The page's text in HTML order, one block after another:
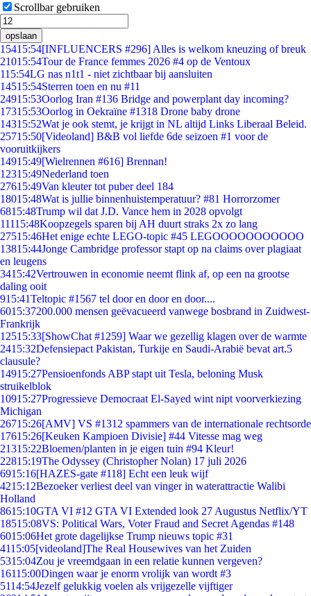
Scrollbar gebruiken
opslaan
15415:54[INFLUENCERS #296] Alles is welkom kneuzing of breuk
21015:54Tour de France femmes 2026 #4 op de Ventoux
115:54LG nas n1t1 - niet zichtbaar bij aansluiten
14515:54Sterren toen en nu #11
24915:53Oorlog Iran #136 Bridge and powerplant day incoming?
17315:53Oorlog in Oekraïne #1318 Drone baby drone
14315:52Wat je ook stemt, je krijgt in NL altijd Links Liberaal Beleid.
25715:50[Videoland] B&B vol liefde 6de seizoen #1 voor de
vooruitkijkers
14915:49[Wielrennen #616] Brennan!
12315:49Nederland toen
27615:49Van kleuter tot puber deel 184
18015:48Wat is jullie binnenhuistemperatuur? #81 Horrorzomer
6815:48Trump wil dat J.D. Vance hem in 2028 opvolgt
11115:48Koopzegels sparen bij AH duurt straks 2x zo lang
27515:46Het enige echte LEGO-topic #45 LEGOOOOOOOOOOO
13815:44Jonge Cambridge professor stapt op na claims over plagiaat
en leugens
3415:42Vertrouwen in economie neemt flink af, op een na grootse
daling ooit
915:41Teltopic #1567 tel door en door en door....
6015:37200.000 mensen geëvacueerd vanwege bosbrand in Zuidwest-
Frankrijk
12515:33[ShowChat #1259] Waar we gezellig klagen over de warmte
2415:32Defensiepact Pakistan, Turkije en Saudi-Arabië bevat art.5
clausule?
14915:27Pensioenfonds ABP stapt uit Tesla, beloning Musk
struikelblok
10915:27Progressieve Democraat El-Sayed wint nipt voorverkiezing
Michigan
26715:26[AMV] VS #1312 spammers van de internationale rechtsorde
17615:26[Keuken Kampioen Divisie] #44 Vitesse mag weg
21315:22Bloemen/planten in je eigen tuin #94 Kleur!
22815:19The Odyssey (Christopher Nolan) 17 juli 2026
6915:16[HAZES-gate #118] Echt een leuk wijf
4215:12Bezoeker verliest deel van vinger in waterattractie Walibi
Holland
8615:10GTA VI #12 GTA VI Extended look 27 Augustus Netflix/YT
18515:08VS: Political Wars, Voter Fraud and Secret Agendas #148
6015:06Het grote dagelijkse Trump nieuws topic #31
4115:05[videoland]The Real Housewives van het Zuiden
5315:04Zou je vreemdgaan in een relatie kunnen vergeven?
16115:00Dingen waar je enorm vrolijk van wordt #3
5114:54Jezelf gelukkig voelen als vrijgezelle vijftiger